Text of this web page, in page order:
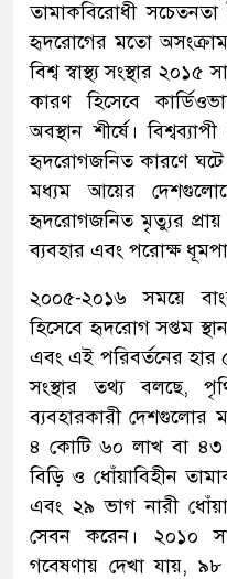
তামাকবিরোধী
হৃদরোগের মতো
বিশ্ব স্বাস্থ্য সংস্থার
কারণ হিসেবে
অবস্থান শীর্ষে।
হৃদরোগজনিত কারণে
মধ্যম আয়ের
হৃদরোগজনিত মৃত্যুর প্রায়
ব্যবহার এবং পরোক্ষ
২০০৫-২০১৬ সময়ে
হিসেবে হৃদরোগ সপ্তম
এবং এই পরিবর্তনের হার
সংস্থার তথ্য বলছে,
ব্যবহারকারী দেশগুলোর
৪ কোটি ৬০ লাখ বা ৪৩
বিড়ি ও ধোঁয়াবিহীন
এবং ২৯ ভাগ নারী
সেবন করেন। ২০১০
গবেষণায় দেখা যায়,